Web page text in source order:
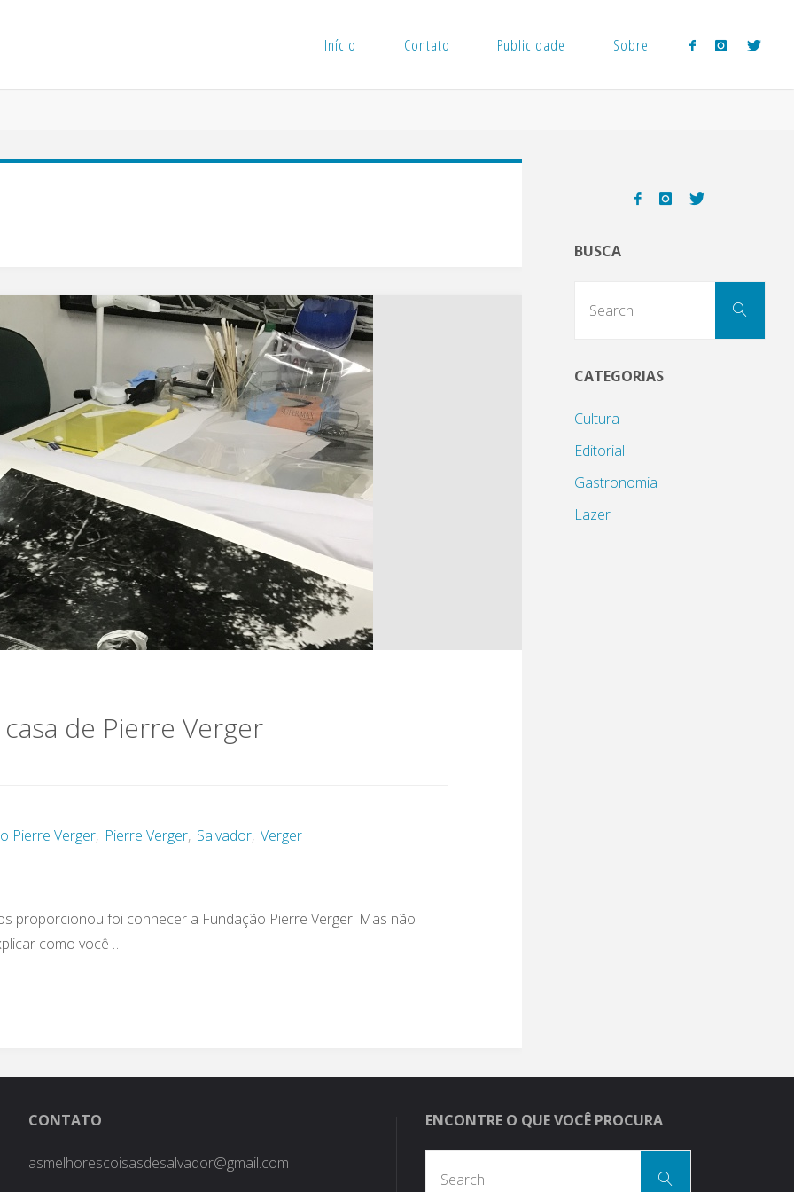
Início Contato Publicidade Sobre
de Pierre Verger
Pierre Verger, Pierre Verger, Salvador, Verger
proporcionou foi conhecer a Fundação Pierre Verger. Mas não
como você …
BUSCA
Search
CATEGORIAS
Cultura
Editorial
Gastronomia
Lazer
CONTATO
asmelhorescoisasdesalvador@gmail.com
ENCONTRE O QUE VOCÊ PROCURA
Search